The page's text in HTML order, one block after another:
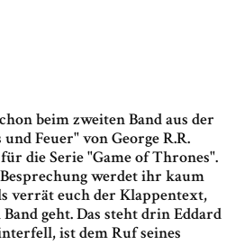
beim zweiten Band aus der
Feuer" von George R.R.
die Serie "Game of Thrones".
werdet ihr kaum
verrät euch der Klappentext,
geht. Das steht drin Eddard
ist dem Ruf seines